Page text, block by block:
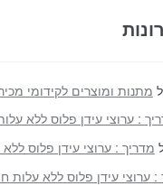
מתנות ומוצרים לקידומי
: ערוצי עידן פלוס ללא
מדריך : ערוצי עידן פלוס
: ערוצי עידן פלוס ללא עלות